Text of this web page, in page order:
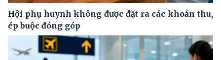
Hội phụ huynh không được đặt ra các khoản thu,
ép buộc đóng góp